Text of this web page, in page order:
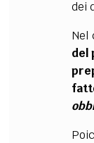
dei
Nel
del